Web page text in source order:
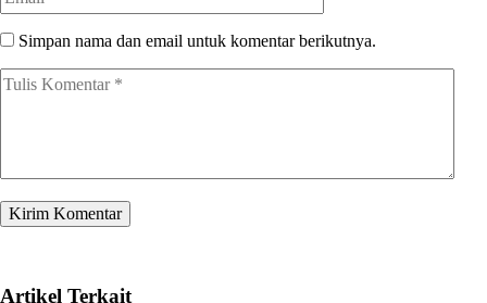
Simpan nama dan email untuk komentar berikutnya.
Artikel Terkait